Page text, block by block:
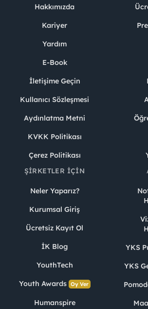
Hakkımızda
Kariyer
Yardım
E-Book
İletişime Geçin
Kullanıcı Sözleşmesi
Aydınlatma Metni
KVKK Politikası
Çerez Politikası
ŞIRKETLER İÇIN
Neler Yaparız?
Kurumsal Giriş
Ücretsiz Kayıt Ol
İK Blog
YouthTech
Youth Awards Oy Ver
Humanspire
YKS
YKS